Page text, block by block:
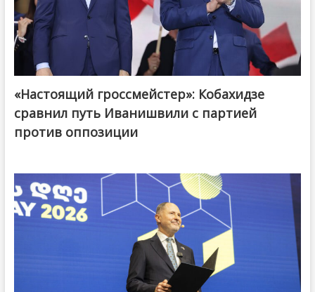
@ქართული ოცნება / Georgian Dream
«Настоящий гроссмейстер»: Кобахидзе
сравнил путь Иванишвили с партией
против оппозиции